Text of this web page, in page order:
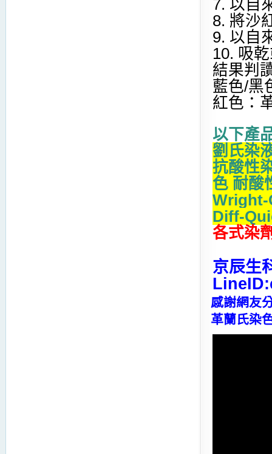
7. 以自
8. 將沙
9. 以自
10. 吸
結果判
藍色/黑
紅色：
以下產
劉氏染
抗酸性
色 耐酸
Wright-
Diff-
各式染
京辰生
感謝網友
革蘭氏染